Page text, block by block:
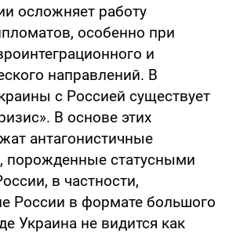
осложняет работу
особенно при
и
направлений. В
с Россией существует
В основе этих
антагонистичные
порожденные статусными
в частности,
России в формате большого
Украина не видится как